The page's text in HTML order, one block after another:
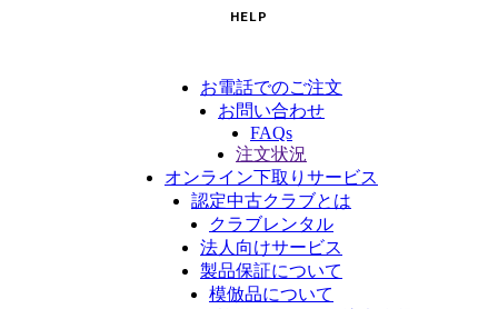
HELP
お電話でのご注文
お問い合わせ
FAQs
注文状況
オンライン下取りサービス
認定中古クラブとは
クラブレンタル
法人向けサービス
製品保証について
模倣品について